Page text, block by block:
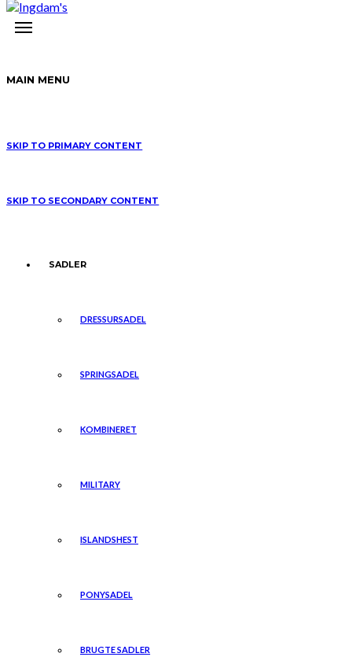
MAIN MENU
SKIP TO PRIMARY CONTENT
SKIP TO SECONDARY CONTENT
SADLER
DRESSURSADEL
SPRINGSADEL
KOMBINERET
MILITARY
ISLANDSHEST
PONYSADEL
BRUGTE SADLER